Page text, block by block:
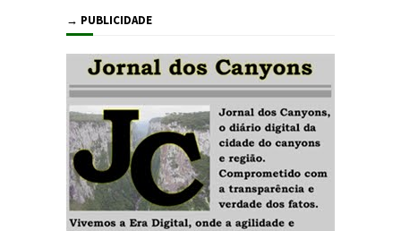
→ PUBLICIDADE